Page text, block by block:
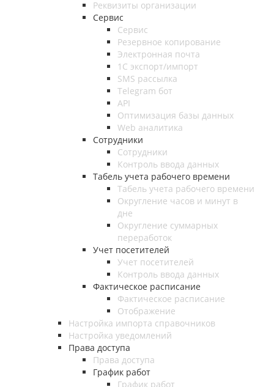
Реквизиты организации
Сервис
Сервис
Резервное копирование
Электронная почта
1С экспорт/импорт
SMS рассылка
Telegram бот
API
Оптимизация базы данных
Web аналитика
Сотрудники
Сотрудники
Контроль ввода данных
Табель учета рабочего времени
Табель учета рабочего времени
Округление часов и минут в
дне
Округление суммарных
переработок
Учет посетителей
Учет посетителей
Контроль ввода данных
Фактическое расписание
Фактическое расписание
Отображение
Настройка импорта справочников
Настройка уведомлений
Права доступа
Права доступа
График работ
График работ